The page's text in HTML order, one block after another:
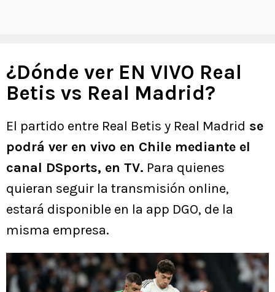
¿Dónde ver EN VIVO Real
Betis vs Real Madrid?
El partido entre Real Betis y Real Madrid se
podrá ver en vivo en Chile mediante el
canal DSports, en TV. Para quienes
quieran seguir la transmisión online,
estará disponible en la app DGO, de la
misma empresa.